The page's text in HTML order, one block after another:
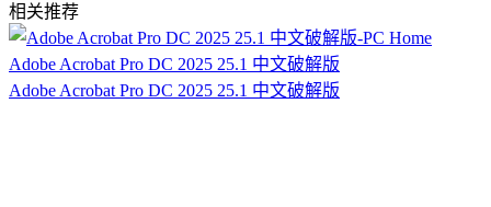
相关推荐
Adobe Acrobat Pro DC 2025 25.1 中文破解版
Adobe Acrobat Pro DC 2025 25.1 中文破解版